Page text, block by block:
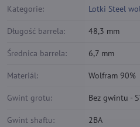
Kategorie: Lotki Steel
Długość barrela: 48,3 mm
Średnica barrela: 6,7 mm
Materiál: Wolfram 90%
Gwint grotu: Bez gwintu -
Gwint shaftu: 2BA